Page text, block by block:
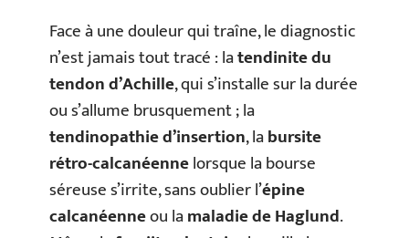
Face à une douleur qui traîne, le diagnostic
n’est jamais tout tracé : latendinite du
tendon d’Achille, qui s’installe sur la durée
ou s’allume brusquement ; la
tendinopathie d’insertion, labursite
rétro-calcanéennelorsque la bourse
séreuse s’irrite, sans oublier l’épine
calcanéenneou lamaladie de Haglund.